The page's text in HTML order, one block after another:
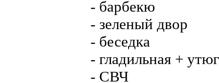
- барбекю
- зеленый двор
- беседка
- гладильная + утюг
- СВЧ